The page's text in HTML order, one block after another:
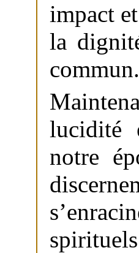
impact
la
commun.
lucidité
notre